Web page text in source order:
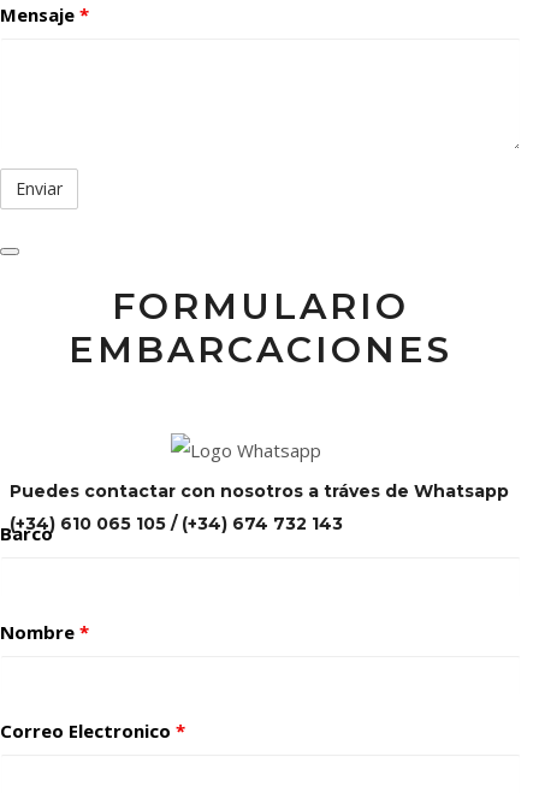
Mensaje *
FORMULARIO
EMBARCACIONES
Puedes contactar con nosotros a tráves de Whatsapp
(+34) 610 065 105 / (+34) 674 732 143
Barco
Nombre *
Correo Electronico *